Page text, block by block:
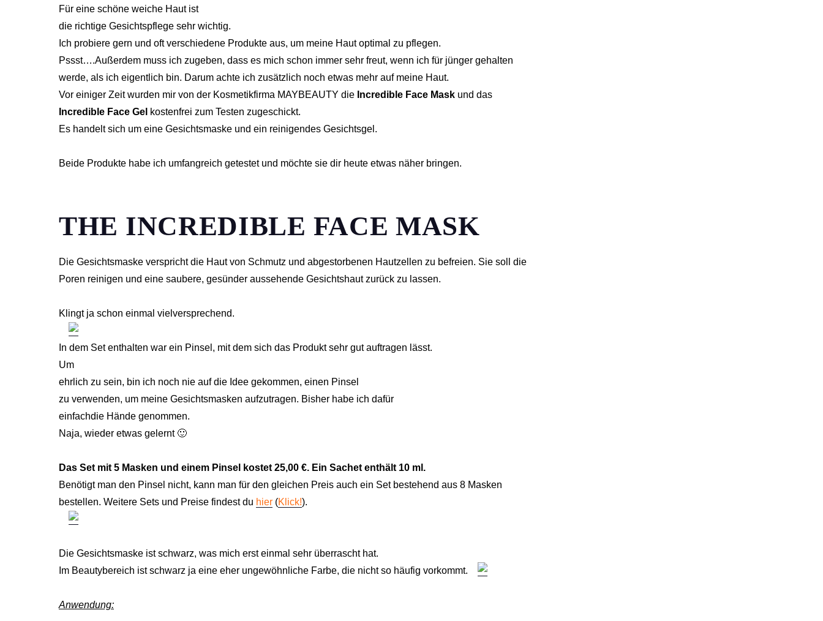
Für eine schöne weiche Haut ist
die richtige Gesichtspflege sehr wichtig.
Ich probiere gern und oft verschiedene Produkte aus, um meine Haut optimal zu pflegen.
Pssst….Außerdem muss ich zugeben, dass es mich schon immer sehr freut, wenn ich für jünger gehalten
werde, als ich eigentlich bin. Darum achte ich zusätzlich noch etwas mehr auf meine Haut.
Vor einiger Zeit wurden mir von der Kosmetikfirma MAYBEAUTY die Incredible Face Mask und das
Incredible Face Gel kostenfrei zum Testen zugeschickt.
Es handelt sich um eine Gesichtsmaske und ein reinigendes Gesichtsgel.
Beide Produkte habe ich umfangreich getestet und möchte sie dir heute etwas näher bringen.
THE INCREDIBLE FACE MASK
Die Gesichtsmaske verspricht die Haut von Schmutz und abgestorbenen Hautzellen zu befreien. Sie soll die
Poren reinigen und eine saubere, gesünder aussehende Gesichtshaut zurück zu lassen.
Klingt ja schon einmal vielversprechend.
In dem Set enthalten war ein Pinsel, mit dem sich das Produkt sehr gut auftragen lässt.
Um
ehrlich zu sein, bin ich noch nie auf die Idee gekommen, einen Pinsel
zu verwenden, um meine Gesichtsmasken aufzutragen. Bisher habe ich dafür
einfachdie Hände genommen.
Naja, wieder etwas gelernt 🙂
Das Set mit 5 Masken und einem Pinsel kostet 25,00 €. Ein Sachet enthält 10 ml.
Benötigt man den Pinsel nicht, kann man für den gleichen Preis auch ein Set bestehend aus 8 Masken
bestellen. Weitere Sets und Preise findest du hier (Klick!).
Die Gesichtsmaske ist schwarz, was mich erst einmal sehr überrascht hat.
Im Beautybereich ist schwarz ja eine eher ungewöhnliche Farbe, die nicht so häufig vorkommt.
Anwendung: